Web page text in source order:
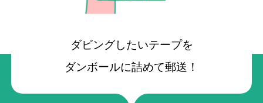
ダビングしたいテープを
ダンボールに詰めて郵送！